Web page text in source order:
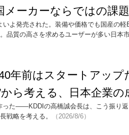
メーカーならではの課題
いよ発売された。装備や価格でも国産の
品質の高さを求めるユーザーが多い日本
年前はスタートアッ
から考える、日本企業の
った――KDDIの高橋誠会長は、こう振り返
戦略を考える。
（2026/8/6）